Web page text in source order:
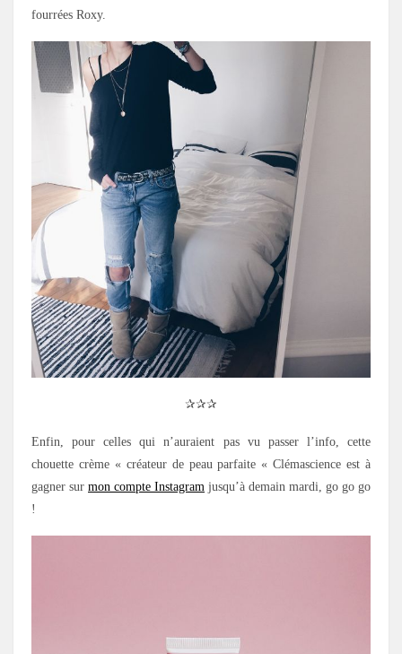
fourrées Roxy.
✰✰✰
Enfin, pour celles qui n’auraient pas vu passer l’info, cette
chouette crème « créateur de peau parfaite « Clémascience est à
gagner sur mon compte Instagram jusqu’à demain mardi, go go go
!